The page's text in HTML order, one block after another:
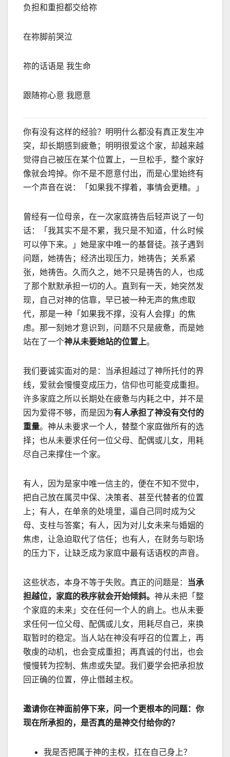
负担和重担都交给祢
在祢脚前哭泣
祢的话语是 我生命
跟随祢心意 我愿意
你有没有这样的经验？明明什么都没有真正发生冲
突，却长期感到疲惫；明明很爱这个家，却越来越
觉得自己被压在某个位置上，一旦松手，整个家好
像就会垮掉。你不是不愿意付出，而是心里始终有
一个声音在说：「如果我不撑着，事情会更糟。」
曾经有一位母亲，在一次家庭祷告后轻声说了一句
话：「我其实不是不累，我只是不知道，什么时候
可以停下来。」 她是家中唯一的基督徒。孩子遇到
问题，她祷告；经济出现压力，她祷告；关系紧
张，她祷告。久而久之，她不只是祷告的人，也成
了那个默默承担一切的人。 直到有一天，她突然发
现，自己对神的信靠，早已被一种无声的焦虑取
代，那是一种「如果我不撑，没有人会撑」的焦
虑。 那一刻她才意识到，问题不只是疲惫，而是她
站在了一个神从未要她站的位置上。
我们要诚实面对的是：当承担越过了神所托付的界
线，爱就会慢慢变成压力，信仰也可能变成重担。
许多家庭之所以长期处在疲惫与内耗之中，并不是
因为爱得不够，而是因为有人承担了神没有交付的
重量。神从未要求一个人，替整个家庭做所有的选
择；也从未要求任何一位父母、配偶或儿女，用耗
尽自己来撑住一个家。
有人，因为是家中唯一信主的，便在不知不觉中，
把自己放在属灵中保、决策者、甚至代替者的位置
上；有人，在单亲的处境里，逼自己同时成为父
母、支柱与答案；有人，因为对儿女未来与婚姻的
焦虑，让急迫取代了信任；也有人，在财务与职场
的压力下，让缺乏成为家庭中最有话语权的声音。
这些状态，本身不等于失败。真正的问题是：
当承
担越位，家庭的秩序就会开始倾斜。 神从未把「整
个家庭的未来」交在任何一个人的肩上。也从未要
求任何一位父母、配偶或儿女，用耗尽自己，来换
取暂时的稳定。
当人站在神没有呼召的位置上，再
敬虔的动机，也会变成重担；再真诚的付出，也会
慢慢转为控制、焦虑或失望。我们要学会把承担放
回正确的位置，停止僭越主权。
邀请你在神面前停下来，问一个更根本的问题：你
现在所承担的，是否真的是神交付给你的？
我是否把属于神的主权，扛在自己身上？